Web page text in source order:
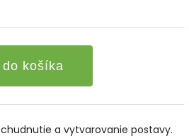
košíka
a vytvarovanie postavy.